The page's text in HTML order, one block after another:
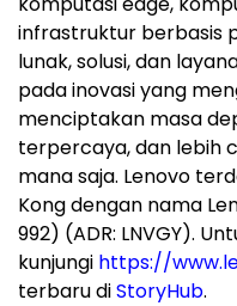
infrastruktur berbasis
lunak, solusi, dan
pada inovasi yang
menciptakan masa
terpercaya, dan lebih
mana saja. Lenovo
Kongdengan nama
992) (ADR: LNVGY).
kunjungi https://
terbaru diStoryHub.